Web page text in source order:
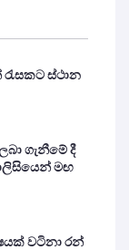
ස්ථාන
ගැනීමේ දී
මඟ
වටිනා රන්